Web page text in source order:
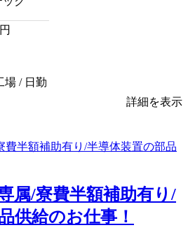
円
場 / 日勤
詳細を表示
属/寮費半額補助有り/
供給のお仕事！